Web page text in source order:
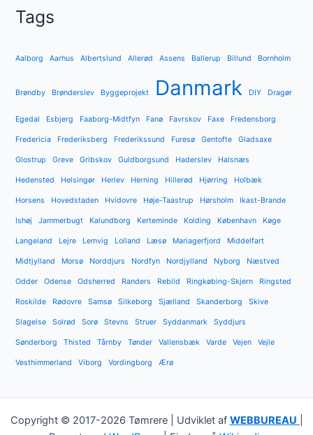
Tags
Aalborg Aarhus Albertslund Allerød Assens Ballerup Billund Bornholm
Brøndby Brønderslev Byggeprojekt Danmark DIY Dragør
Egedal Esbjerg Faaborg-Midtfyn Fanø Favrskov Faxe Fredensborg
Fredericia Frederiksberg Frederikssund Furesø Gentofte Gladsaxe
Glostrup Greve Gribskov Guldborgsund Haderslev Halsnæs
Hedensted Helsingør Herlev Herning Hillerød Hjørring Holbæk
Horsens Hovedstaden Hvidovre Høje-Taastrup Hørsholm Ikast-Brande
Ishøj Jammerbugt Kalundborg Kerteminde Kolding København Køge
Langeland Lejre Lemvig Lolland Læsø Mariagerfjord Middelfart
Midtjylland Morsø Norddjurs Nordfyn Nordjylland Nyborg Næstved
Odder Odense Odsherred Randers Rebild Ringkøbing-Skjern Ringsted
Roskilde Rødovre Samsø Silkeborg Sjælland Skanderborg Skive
Slagelse Solrød Sorø Stevns Struer Syddanmark Syddjurs
Sønderborg Thisted Tårnby Tønder Vallensbæk Varde Vejen Vejle
Vesthimmerland Viborg Vordingborg Ærø
Copyright © 2017-2026 Tømrere | Udviklet af WEBBUREAU